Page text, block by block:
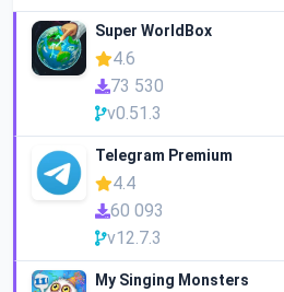
Super WorldBox
4.6
73 530
v0.51.3
Telegram Premium
4.4
60 093
v12.7.3
My Singing Monsters